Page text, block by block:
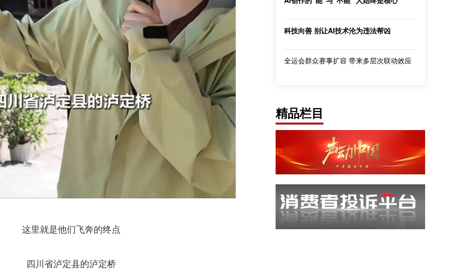
这里就是他们飞奔的终点
四川省泸定县的泸定桥
科技向善 别让AI技术沦为违法帮凶
全运会群众赛事扩容 带来多层次联动效应
精品栏目